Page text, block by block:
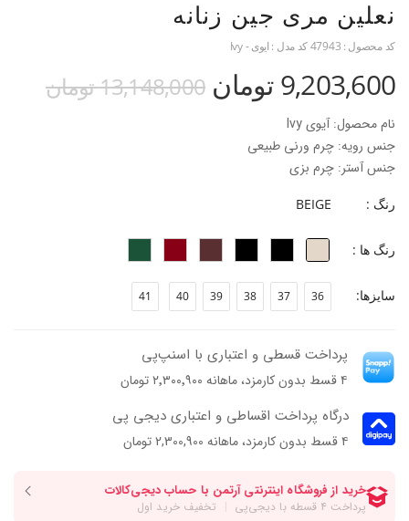
نعلین مری جین زنانه
کد محصول : 47943کد مدل : ایوی - Ivy
9,203,600 تومان 13,148,000 تومان
نام محصول: آیوی Ivy
جنس رویه: چرم ورنی طبیعی
جنس آستر: چرم بزی
جنس پاشنه: ABS
فرم قالب: نوک مربعی و پنجه پهن
پاخور: سایز همیشگی خود را انتخاب کنید.
رنگ : BEIGE
رنگ ها :
سایزها: 36
37
38
39
40
41
پرداخت قسطی و اعتباری با اسنپ‌پی
۴ قسط بدون کارمزد، ماهانه ۲٬۳۰۰٬۹۰۰ تومان
درگاه پرداخت اقساطی و اعتباری دیجی پی
۴ قسط بدون کارمزد، ماهانه 2,300,900 تومان